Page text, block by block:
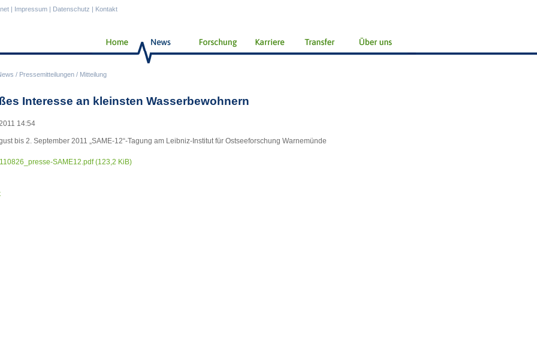
/ Pressemitteilungen / Mitteilung
| Impressum | Datenschutz | Kontakt
Interesse an kleinsten Wasserbewohnern
14:54
bis 2. September 2011 „SAME-12“-Tagung am Leibniz-Institut für Ostseeforschung Warnemünde
SAME12.pdf(123,2 KiB)